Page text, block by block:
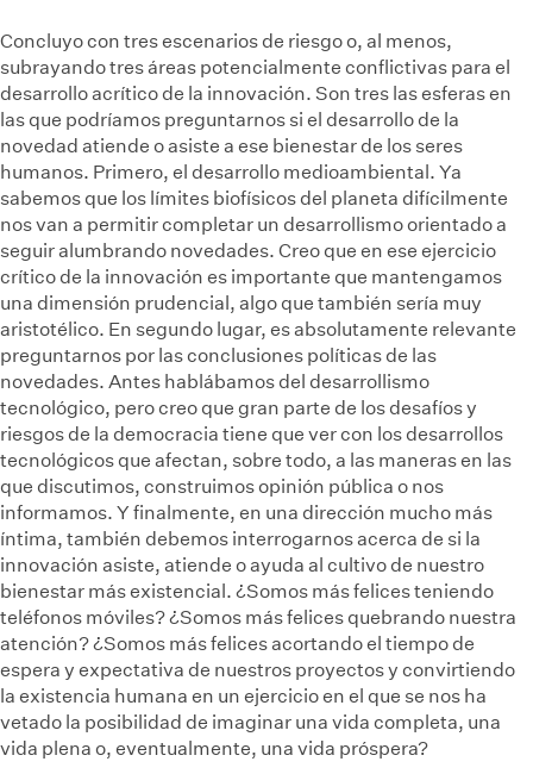
Concluyo con tres escenarios de riesgo o, al menos,
subrayando tres áreas potencialmente conflictivas para el
desarrollo acrítico de la innovación. Son tres las esferas en
las que podríamos preguntarnos si el desarrollo de la
novedad atiende o asiste a ese bienestar de los seres
humanos. Primero, el desarrollo medioambiental. Ya
sabemos que los límites biofísicos del planeta difícilmente
nos van a permitir completar un desarrollismo orientado a
seguir alumbrando novedades. Creo que en ese ejercicio
crítico de la innovación es importante que mantengamos
una dimensión prudencial, algo que también sería muy
aristotélico. En segundo lugar, es absolutamente relevante
preguntarnos por las conclusiones políticas de las
novedades. Antes hablábamos del desarrollismo
tecnológico, pero creo que gran parte de los desafíos y
riesgos de la democracia tiene que ver con los desarrollos
tecnológicos que afectan, sobre todo, a las maneras en las
que discutimos, construimos opinión pública o nos
informamos. Y finalmente, en una dirección mucho más
íntima, también debemos interrogarnos acerca de si la
innovación asiste, atiende o ayuda al cultivo de nuestro
bienestar más existencial. ¿Somos más felices teniendo
teléfonos móviles? ¿Somos más felices quebrando nuestra
atención? ¿Somos más felices acortando el tiempo de
espera y expectativa de nuestros proyectos y convirtiendo
la existencia humana en un ejercicio en el que se nos ha
vetado la posibilidad de imaginar una vida completa, una
vida plena o, eventualmente, una vida próspera?